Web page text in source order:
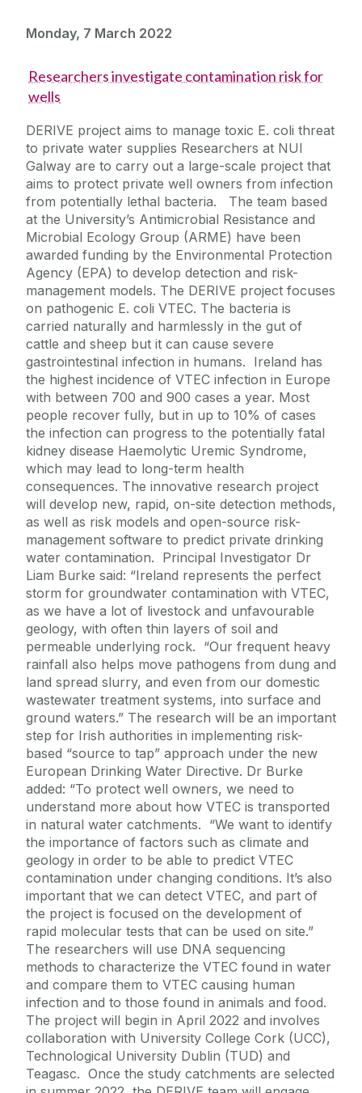
Monday, 7 March 2022
Researchers investigate contamination risk for
wells
DERIVE project aims to manage toxic E. coli threat
to private water supplies Researchers at NUI
Galway are to carry out a large-scale project that
aims to protect private well owners from infection
from potentially lethal bacteria. The team based
at the University’s Antimicrobial Resistance and
Microbial Ecology Group (ARME) have been
awarded funding by the Environmental Protection
Agency (EPA) to develop detection and risk-
management models. The DERIVE project focuses
on pathogenic E. coli VTEC. The bacteria is
carried naturally and harmlessly in the gut of
cattle and sheep but it can cause severe
gastrointestinal infection in humans. Ireland has
the highest incidence of VTEC infection in Europe
with between 700 and 900 cases a year. Most
people recover fully, but in up to 10% of cases
the infection can progress to the potentially fatal
kidney disease Haemolytic Uremic Syndrome,
which may lead to long-term health
consequences. The innovative research project
will develop new, rapid, on-site detection methods,
as well as risk models and open-source risk-
management software to predict private drinking
water contamination. Principal Investigator Dr
Liam Burke said: “Ireland represents the perfect
storm for groundwater contamination with VTEC,
as we have a lot of livestock and unfavourable
geology, with often thin layers of soil and
permeable underlying rock. “Our frequent heavy
rainfall also helps move pathogens from dung and
land spread slurry, and even from our domestic
wastewater treatment systems, into surface and
ground waters.” The research will be an important
step for Irish authorities in implementing risk-
based “source to tap” approach under the new
European Drinking Water Directive. Dr Burke
added: “To protect well owners, we need to
understand more about how VTEC is transported
in natural water catchments. “We want to identify
the importance of factors such as climate and
geology in order to be able to predict VTEC
contamination under changing conditions. It’s also
important that we can detect VTEC, and part of
the project is focused on the development of
rapid molecular tests that can be used on site.”
The researchers will use DNA sequencing
methods to characterize the VTEC found in water
and compare them to VTEC causing human
infection and to those found in animals and food.
The project will begin in April 2022 and involves
collaboration with University College Cork (UCC),
Technological University Dublin (TUD) and
Teagasc. Once the study catchments are selected